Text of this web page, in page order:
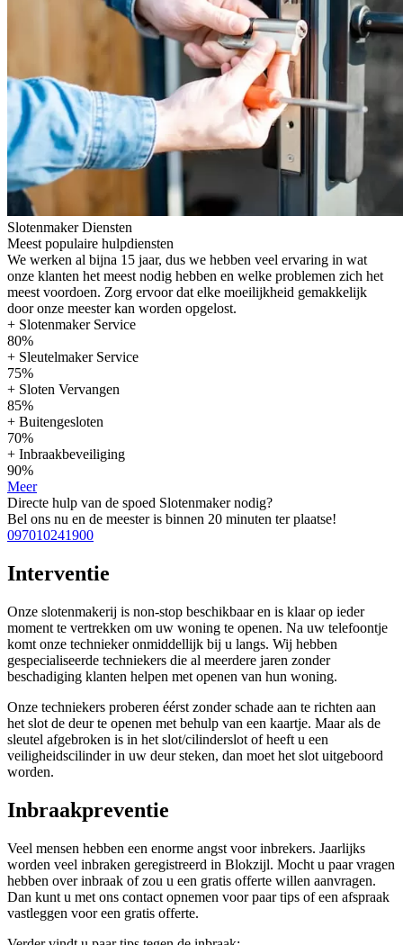
Slotenmaker Diensten
Meest populaire hulpdiensten
We werken al bijna 15 jaar, dus we hebben veel ervaring in wat
onze klanten het meest nodig hebben en welke problemen zich het
meest voordoen. Zorg ervoor dat elke moeilijkheid gemakkelijk
door onze meester kan worden opgelost.
+ Slotenmaker Service
80%
+ Sleutelmaker Service
75%
+ Sloten Vervangen
85%
+ Buitengesloten
70%
+ Inbraakbeveiliging
90%
Meer
Directe hulp van de spoed Slotenmaker nodig?
Bel ons nu en de meester is binnen 20 minuten ter plaatse!
097010241900
Interventie
Onze slotenmakerij is non-stop beschikbaar en is klaar op ieder
moment te vertrekken om uw woning te openen. Na uw telefoontje
komt onze technieker onmiddellijk bij u langs. Wij hebben
gespecialiseerde techniekers die al meerdere jaren zonder
beschadiging klanten helpen met openen van hun woning.
Onze techniekers proberen éérst zonder schade aan te richten aan
het slot de deur te openen met behulp van een kaartje. Maar als de
sleutel afgebroken is in het slot/cilinderslot of heeft u een
veiligheidscilinder in uw deur steken, dan moet het slot uitgeboord
worden.
Inbraakpreventie
Veel mensen hebben een enorme angst voor inbrekers. Jaarlijks
worden veel inbraken geregistreerd in Blokzijl. Mocht u paar vragen
hebben over inbraak of zou u een gratis offerte willen aanvragen.
Dan kunt u met ons contact opnemen voor paar tips of een afspraak
vastleggen voor een gratis offerte.